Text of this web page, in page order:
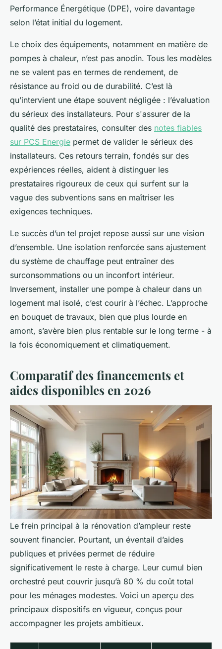
Performance Énergétique (DPE), voire davantage
selon l’état initial du logement.
Le choix des équipements, notamment en matière de
pompes à chaleur, n’est pas anodin. Tous les modèles
ne se valent pas en termes de rendement, de
résistance au froid ou de durabilité. C’est là
qu’intervient une étape souvent négligée : l’évaluation
du sérieux des installateurs. Pour s'assurer de la
qualité des prestataires, consulter des notes fiables
sur PCS Energie permet de valider le sérieux des
installateurs. Ces retours terrain, fondés sur des
expériences réelles, aident à distinguer les
prestataires rigoureux de ceux qui surfent sur la
vague des subventions sans en maîtriser les
exigences techniques.
Le succès d’un tel projet repose aussi sur une vision
d’ensemble. Une isolation renforcée sans ajustement
du système de chauffage peut entraîner des
surconsommations ou un inconfort intérieur.
Inversement, installer une pompe à chaleur dans un
logement mal isolé, c’est courir à l’échec. L’approche
en bouquet de travaux, bien que plus lourde en
amont, s’avère bien plus rentable sur le long terme - à
la fois économiquement et climatiquement.
Comparatif des financements et
aides disponibles en 2026
Le frein principal à la rénovation d’ampleur reste
souvent financier. Pourtant, un éventail d’aides
publiques et privées permet de réduire
significativement le reste à charge. Leur cumul bien
orchestré peut couvrir jusqu’à 80 % du coût total
pour les ménages modestes. Voici un aperçu des
principaux dispositifs en vigueur, conçus pour
accompagner les projets ambitieux.